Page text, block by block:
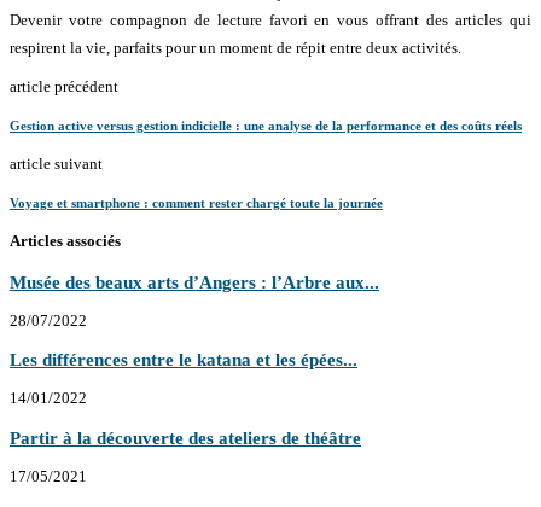
Devenir votre compagnon de lecture favori en vous offrant des articles qui
respirent la vie, parfaits pour un moment de répit entre deux activités.
article précédent
Gestion active versus gestion indicielle : une analyse de la performance et des coûts réels
article suivant
Voyage et smartphone : comment rester chargé toute la journée
Articles associés
Musée des beaux arts d’Angers : l’Arbre aux...
28/07/2022
Les différences entre le katana et les épées...
14/01/2022
Partir à la découverte des ateliers de théâtre
17/05/2021